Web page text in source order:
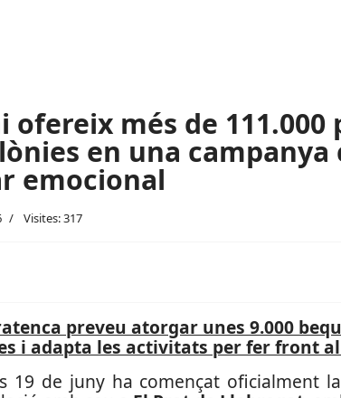
ofereix més de 111.000
en una
emocional
Visites: 317
preveu atorgar unes 9.000
i adapta les activitats per fer front
19 de juny ha començat oficialment